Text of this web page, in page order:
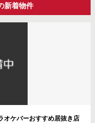
新着物件
オケバーおすすめ居抜き店